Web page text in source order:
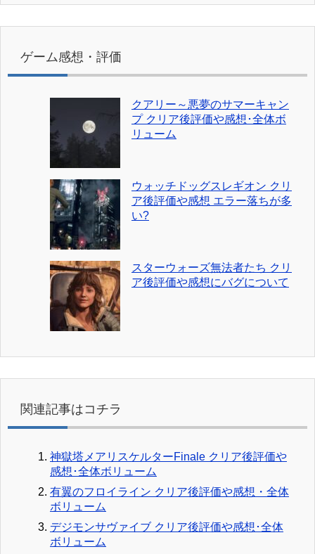
ゲーム感想・評価
クアリー～悪夢のサマーキャン
プ クリア後評価や感想･全体ボ
リューム
ウォッチドッグスレギオン クリ
ア後評価や感想 エラー落ちが多
い?
スターウォーズ無法者たち クリ
ア後評価や感想にバグについて
関連記事はコチラ
神獄塔メアリスケルターFinale クリア後評価や
感想･全体ボリューム
有翼のフロイライン クリア後評価や感想・全体
ボリューム
デジモンサヴァイブ クリア後評価や感想･全体
ボリューム